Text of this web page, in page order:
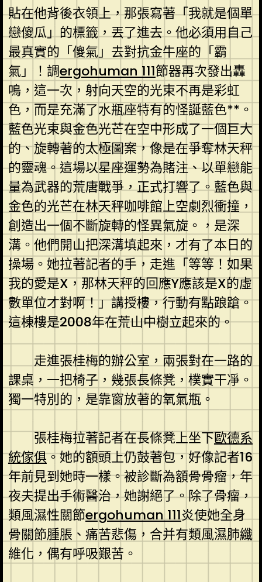
貼在他背後衣領上，那張寫著「我就是個單
戀傻瓜」的標籤，丟了進去。他必須用自己
最真實的「傻氣」去對抗金牛座的「霸
氣」！調ergohuman 111節器再次發出轟
鳴，這一次，射向天空的光束不再是彩虹
色，而是充滿了水瓶座特有的怪誕藍色**。
藍色光束與金色光芒在空中形成了一個巨大
的、旋轉著的太極圖案，像是在爭奪林天秤
的靈魂。這場以星座運勢為賭注、以單戀能
量為武器的荒唐戰爭，正式打響了。藍色與
金色的光芒在林天秤咖啡館上空劇烈衝撞，
創造出一個不斷旋轉的怪異氣旋。，是深
溝。他們開山把深溝填起來，才有了本日的
操場。她拉著記者的手，走進「等等！如果
我的愛是X，那林天秤的回應Y應該是X的虛
數單位才對啊！」講授樓，行動有點踉蹌。
這棟樓是2008年在荒山中樹立起來的。
走進張桂梅的辦公室，兩張對在一路的
課桌，一把椅子，幾張長條凳，樸實干凈。
獨一特別的，是靠窗放著的氧氣瓶。
張桂梅拉著記者在長條凳上坐下歐德系
統傢俱。她的額頭上仍鼓著包，好像記者16
年前見到她時一樣。被診斷為額骨骨瘤，年
夜夫提出手術醫治，她謝絕了。除了骨瘤，
類風濕性關節ergohuman 111炎使她全身
骨關節腫脹、痛苦悲傷，合并有類風濕肺纖
維化，偶有呼吸艱苦。